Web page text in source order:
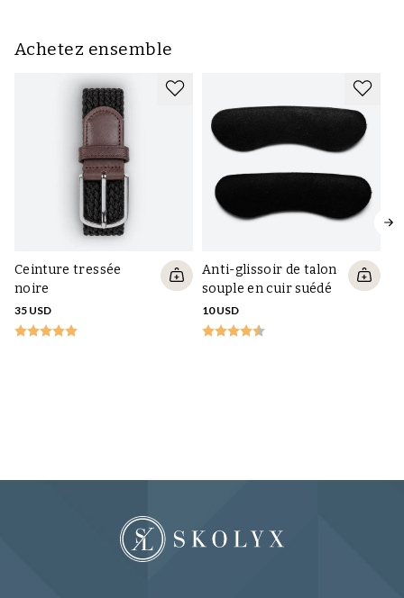
Achetez ensemble
Ceinture tressée
noire
35 USD
Anti-glissoir de talon
souple en cuir suédé
10 USD